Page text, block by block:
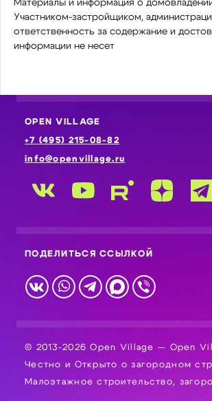
Материалы и информация о
Участником-застройщиком,
ответственность за содержание и
информации не несет
OPEN VILLAGE
+7 (495) 215-08-82
info@openvillage.ru
ПОДЕЛИТЬСЯ ССЫЛКОЙ
© 2013-2026 Open Village — Open
Честно и Открыто о загородном
Малоэтажное строительство,